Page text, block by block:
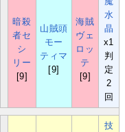
暗殺
者セ
シ
リー
[9]
山賊頭
モー
ティマ
[9]
海賊
ヴェ
ロッ
テ
[9]
水
晶
x1
判
定
2
回
技